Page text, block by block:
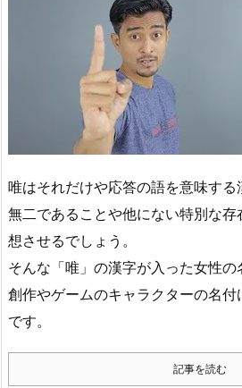
唯はそれだけや応答の語を意味する
無二であることや他にない特別な
想させるでしょう。
そんな「唯」の漢字が入った女性の
創作やゲームのキャラクターの名
です。
記事を読む